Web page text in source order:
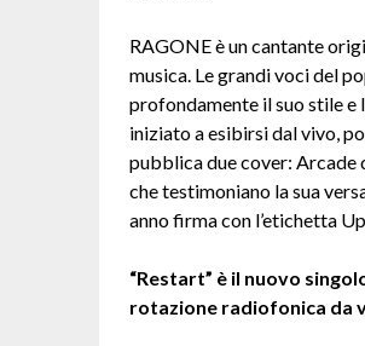
RAGONE è un cantante
musica. Le grandi voci del
profondamente il suo stile e
iniziato a esibirsi dal vivo,
pubblica due cover: Arcade
che testimoniano la sua
anno firma con l’etichetta
“Restart” è il nuovo
rotazione radiofonica da